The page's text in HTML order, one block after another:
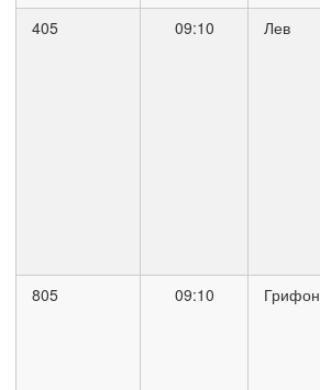
405 09:10 Лев
805 09:10 Грифон